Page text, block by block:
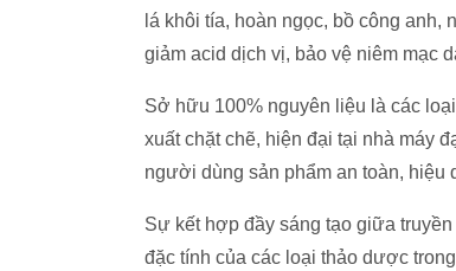
lá khôi tía, hoàn ngọc, bồ công
giảm acid dịch vị, bảo vệ niêm mạc
Sở hữu 100% nguyên liệu là các
xuất chặt chẽ, hiện đại tại nhà máy
người dùng sản phẩm an toàn, hiệu
Sự kết hợp đầy sáng tạo giữa
đặc tính của các loại thảo dược